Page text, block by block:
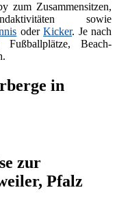
zum Zusammensitzen,
sowie
oderKicker. Je nach
Beach-
in
zur
Pfalz